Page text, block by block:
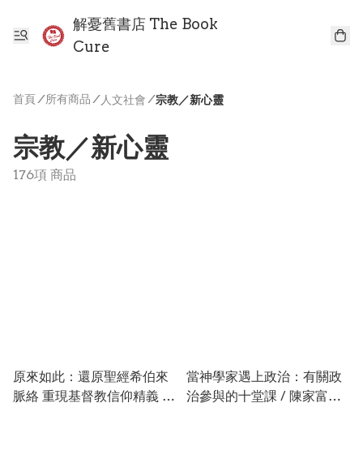
解憂舊書店 The Book
Cure
首頁/ 所有商品 / 人文社會 / 宗教／新心靈
宗教／新心靈
176項 商品
原來如此：還原聖經希伯來
脈絡 重現基督教信仰精義 卷
當神學家遇上政治：有關政
治參與的十堂課 / 陳家富、